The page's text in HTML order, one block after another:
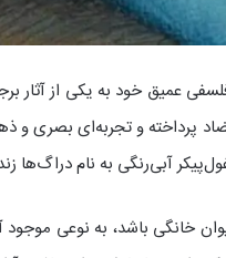
طراحی منحصر به فرد و داستان فلسفی عمیق خود به
پرداخته و تجربه‌ای بصری و
آبی‌رنگی به نام دراگ‌ها
خانگی باشد، به نوعی موجود